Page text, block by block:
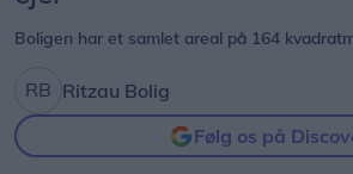
Boligen har et samlet areal på 164
Ritzau Bolig
Følg os på